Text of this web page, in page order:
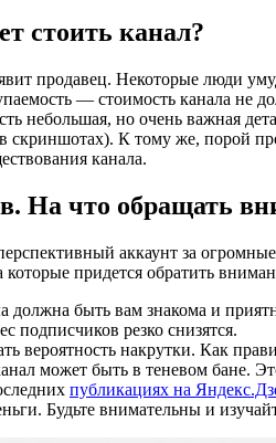
стоить канал?
продавец. Некоторые люди
— стоимость канала не
небольшая, но очень важная
К тому же, порой
канала.
На что обращать
аккаунт за
которые придется обратить
должна быть вам знакома и
подписчиков резко снизятся.
вероятность накрутки. Как
может быть в теневом бане.
публикациях на
Будьте внимательны и